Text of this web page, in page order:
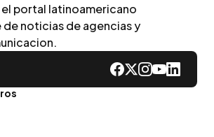
portal latinoamericano
noticias de agencias y